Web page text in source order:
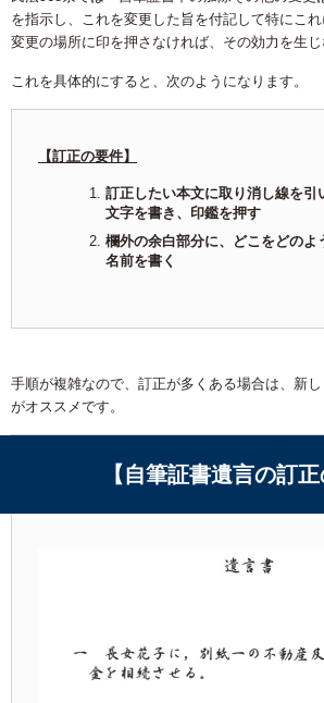
を指示し、これを変更した旨を付記して特にこ
変更の場所に印を押さなければ、その効力を生じ
これを具体的にすると、次のようになります。
【訂正の要件】
訂正したい本文に取り消し線を引
文字を書き、印鑑を押す
欄外の余白部分に、どこをどのよ
名前を書く
手順が複雑なので、訂正が多くある場合は、新
がオススメです。
【自筆証書遺言の訂正